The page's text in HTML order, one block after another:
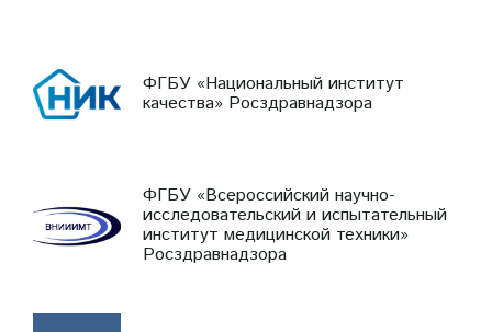
ФГБУ «Национальный институт
качества» Росздравнадзора
ФГБУ «Всероссийский научно-
исследовательский и испытательный
институт медицинской техники»
Росздравнадзора